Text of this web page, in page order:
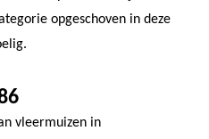
opgeschoven in deze
vleermuizen in